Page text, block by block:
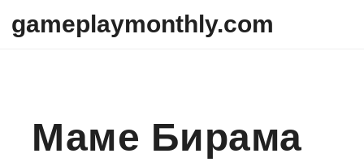
gameplaymonthly.com
Маме Бирама